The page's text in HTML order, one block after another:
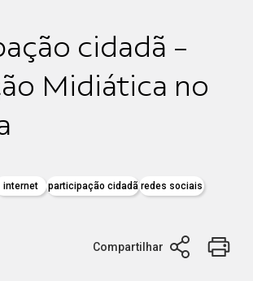
cidadã -
Midiática no
internet participação cidadã redes sociais
Compartilhar